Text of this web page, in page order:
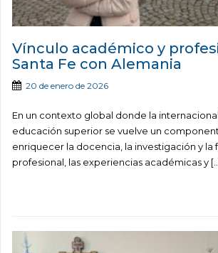
Vínculo académico y
Santa Fe con Alemania
20 de enero de 2026
En un contexto global donde la
educación superior se vuelve un
enriquecer la docencia, la investigación y la
profesional, las experiencias académicas y